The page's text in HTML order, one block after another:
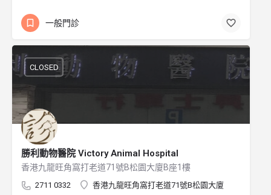
一般門診
勝利動物醫院 Victory Animal Hospital
香港九龍旺角窩打老道71號B松園大廈B座1樓
2711 0332 香港九龍旺角窩打老道71號B松園大廈
CLOSED